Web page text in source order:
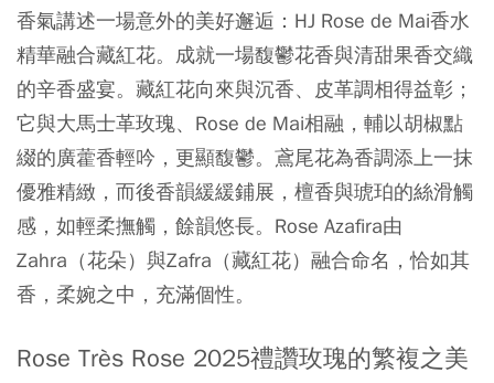
香氣講述一場意外的美好邂逅：HJ Rose de Mai香水
精華融合藏紅花。成就一場馥鬱花香與清甜果香交織
的辛香盛宴。藏紅花向來與沉香、皮革調相得益彰；
它與大馬士革玫瑰、Rose de Mai相融，輔以胡椒點
綴的廣藿香輕吟，更顯馥鬱。鳶尾花為香調添上一抹
優雅精緻，而後香韻緩緩鋪展，檀香與琥珀的絲滑觸
感，如輕柔撫觸，餘韻悠長。Rose Azafira由
Zahra（花朵）與Zafra（藏紅花）融合命名，恰如其
香，柔婉之中，充滿個性。
Rose Très Rose 2025禮讚玫瑰的繁複之美